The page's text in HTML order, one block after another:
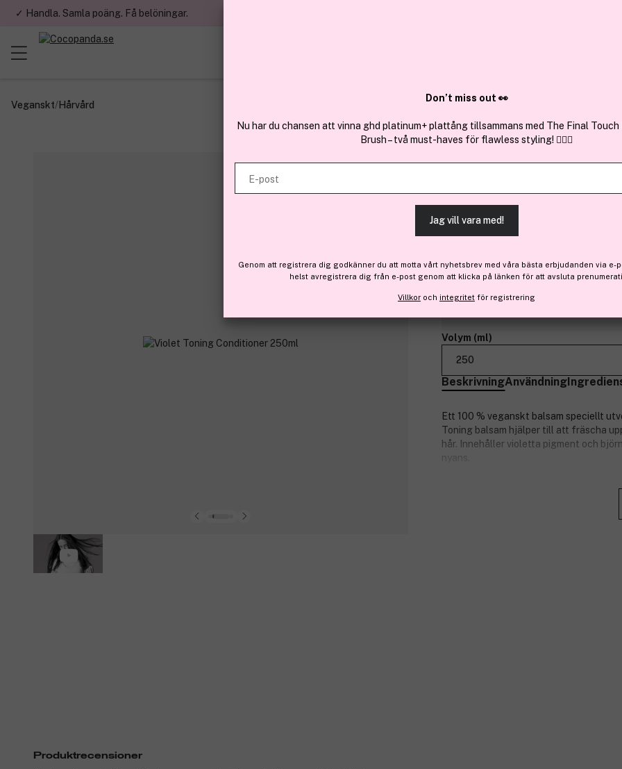
✓ Handla. Samla poäng. Få belöningar.
✓ Över 1,5
Veganskt/Hårvård
Violet Toning Conditioner
229 kr
Volym (ml)
250
BeskrivningAnvändning
Ett 100 % veganskt balsam speciellt
Toning balsam hjälper till att fräscha
hår. Innehåller violetta pigment och
Produktrecensioner
Don’t miss out 👀
Nu har du chansen att vinna ghd platinum+ plattång tillsammans med The Final
Brush – två must-haves för flawless styling! 💇‍♀️✨
E-post
Jag vill vara med!
Genom att registrera dig godkänner du att motta vårt nyhetsbrev med våra bästa erbjudanden via e-
helst avregistrera dig från e-post genom att klicka på länken för att avsluta
Villkor och integritet för registrering